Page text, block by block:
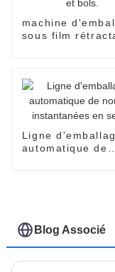
machine
sous film
et bols.
Ligne
automatique de
Blog Associé